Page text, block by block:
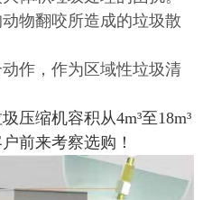
物翻咬所造成的垃圾散
作，作为区域性垃圾清
压缩机容积从4m³至18m³
前来考察选购！